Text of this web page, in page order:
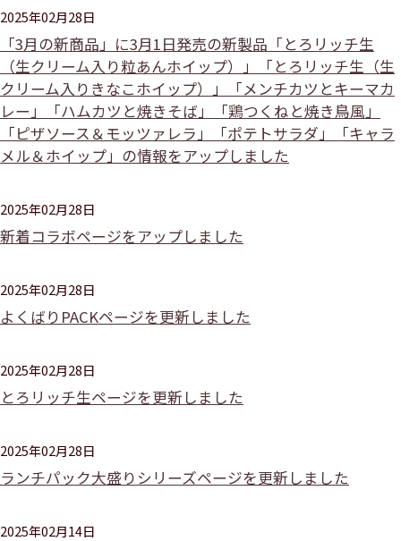
2025年02月28日
「3月の新商品」に3月1日発売の新製品「とろリッチ生
（生クリーム入り粒あんホイップ）」「とろリッチ生（生
クリーム入りきなこホイップ）」「メンチカツとキーマカ
レー」「ハムカツと焼きそば」「鶏つくねと焼き鳥風」
「ピザソース＆モッツァレラ」「ポテトサラダ」「キャラ
メル＆ホイップ」の情報をアップしました
2025年02月28日
新着コラボページをアップしました
2025年02月28日
よくばりPACKページを更新しました
2025年02月28日
とろリッチ生ページを更新しました
2025年02月28日
ランチパック大盛りシリーズページを更新しました
2025年02月14日